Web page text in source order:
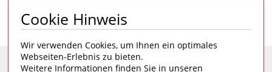
Seite 1 von 1 1
Cookie Hinweis
Wir verwenden Cookies, um Ihnen ein optimales
Webseiten-Erlebnis zu bieten.
Weitere Informationen finden Sie in unseren